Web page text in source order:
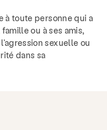
à toute personne qui a
ou à ses amis,
sexuelle ou
dans sa